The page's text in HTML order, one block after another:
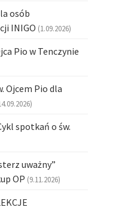
osób
INIGO (1.09.2026)
Pio w Tenczynie
Ojcem Pio dla
spotkań o św.
uważny”
OP (9.11.2026)